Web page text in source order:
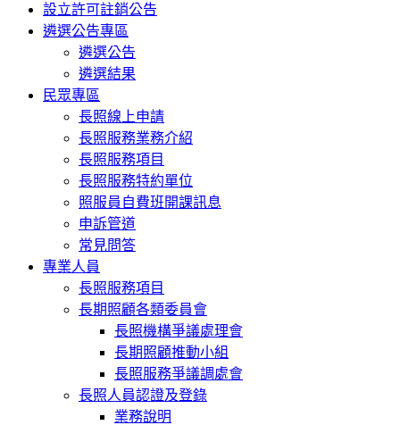
設立許可註銷公告
遴選公告專區
遴選公告
遴選結果
民眾專區
長照線上申請
長照服務業務介紹
長照服務項目
長照服務特約單位
照服員自費班開課訊息
申訴管道
常見問答
專業人員
長照服務項目
長期照顧各類委員會
長照機構爭議處理會
長期照顧推動小組
長照服務爭議調處會
長照人員認證及登錄
業務說明